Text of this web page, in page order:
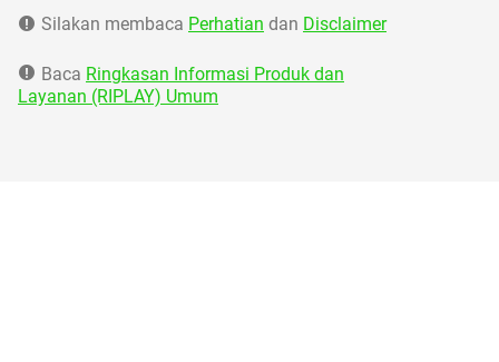
Silakan membaca Perhatian dan Disclaimer
Baca Ringkasan Informasi Produk dan
Layanan (RIPLAY) Umum